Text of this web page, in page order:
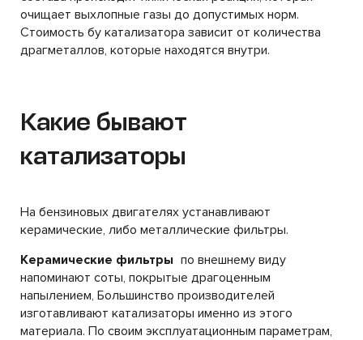
очищает выхлопные газы до допустимых норм.
Стоимость бу катализатора зависит от количества
драгметаллов, которые находятся внутри.
Какие бывают
катализаторы
На бензиновых двигателях устанавливают
керамические, либо металлические фильтры.
Керамические фильтры по внешнему виду
напоминают соты, покрытые драгоценным
напылением, Большинство производителей
изготавливают катализаторы именно из этого
материала. По своим эксплуатационным параметрам,